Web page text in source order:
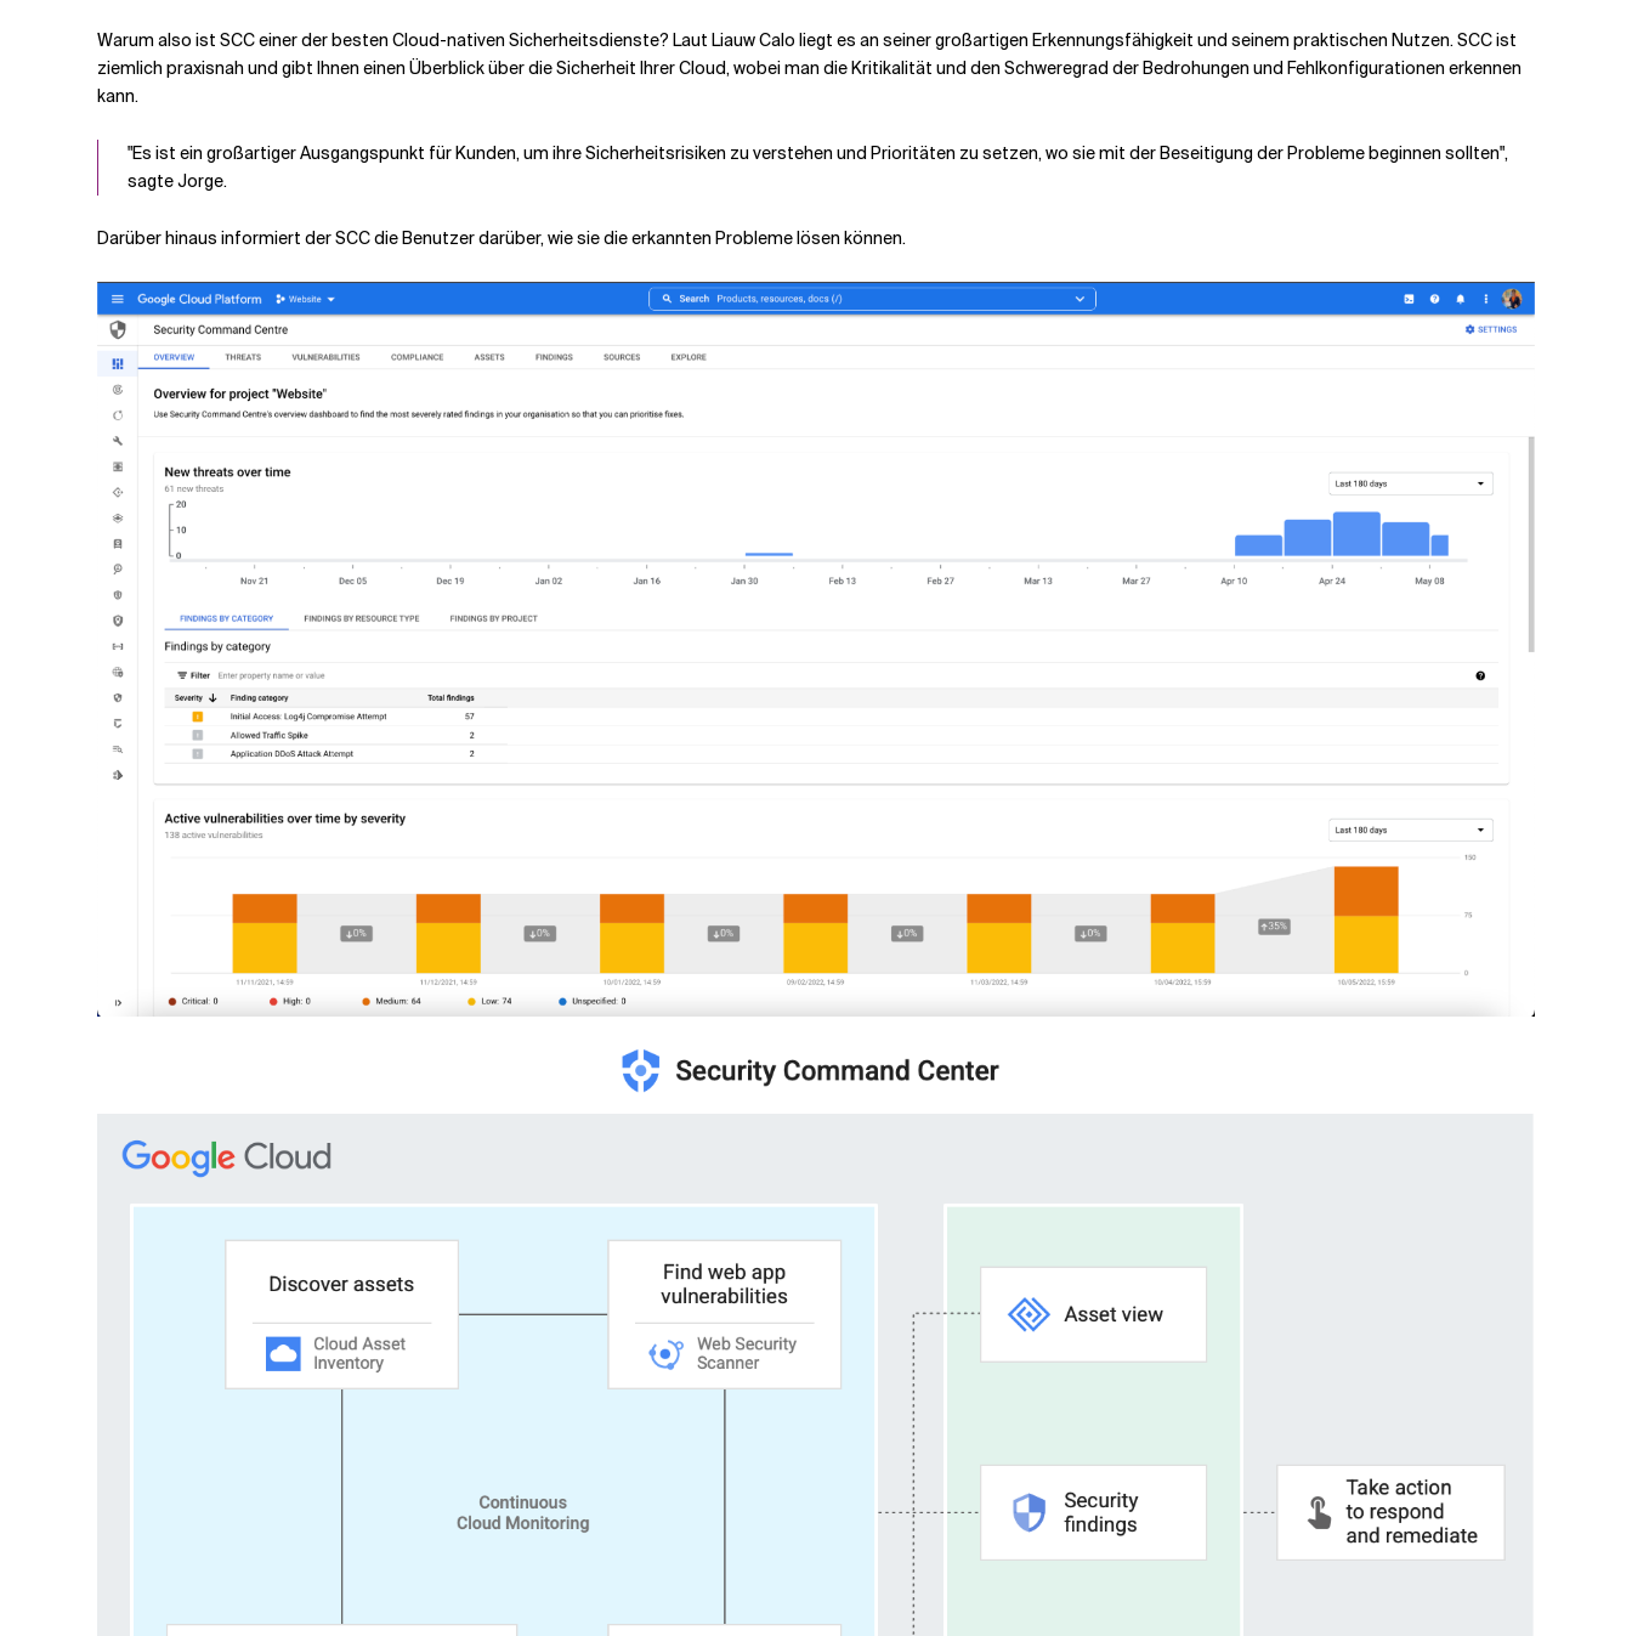
Warum also ist SCC einer der besten Cloud-nativen Sicherheitsdienste? Laut Liauw Calo liegt es an seiner großartigen Erkennungsfähigkeit und seinem praktischen Nutzen. SCC ist
ziemlich praxisnah und gibt Ihnen einen Überblick über die Sicherheit Ihrer Cloud, wobei man die Kritikalität und den Schweregrad der Bedrohungen und Fehlkonfigurationen erkennen
kann.
"Es ist ein großartiger Ausgangspunkt für Kunden, um ihre Sicherheitsrisiken zu verstehen und Prioritäten zu setzen, wo sie mit der Beseitigung der Probleme beginnen sollten",
sagte Jorge.
Darüber hinaus informiert der SCC die Benutzer darüber, wie sie die erkannten Probleme lösen können.